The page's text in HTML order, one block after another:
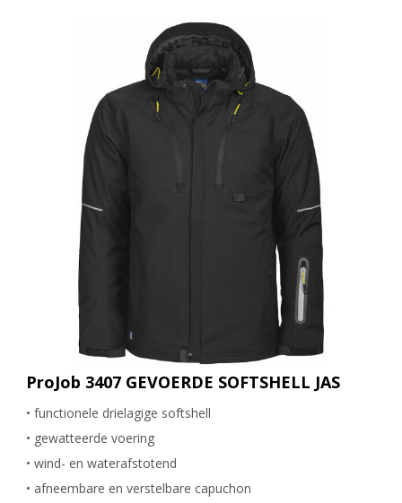
ProJob 3407 GEVOERDE SOFTSHELL JAS
• functionele drielagige softshell
• gewatteerde voering
• wind- en waterafstotend
• afneembare en verstelbare capuchon